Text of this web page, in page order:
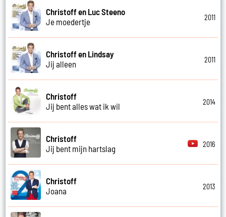
Christoff en Luc Steeno
Je moedertje
2011
Christoff en Lindsay
Jij alleen
2011
Christoff
Jij bent alles wat ik wil
2014
Christoff
Jij bent mijn hartslag
2016
Christoff
Joana
2013